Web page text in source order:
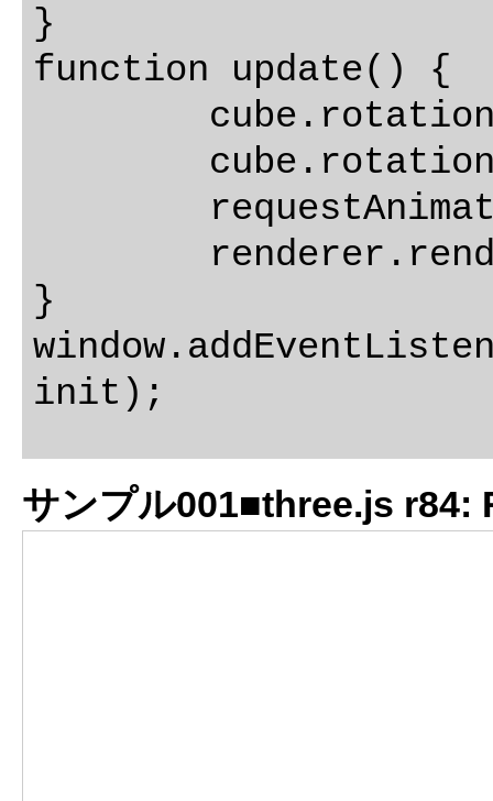
}
function update() {
}
サンプル001■three.js